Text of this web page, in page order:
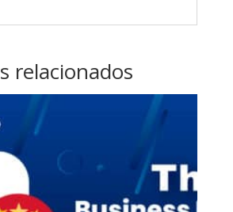
relacionados